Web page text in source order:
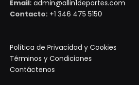
Email: admin@allin1deportes.com
Contacto: +1 346 475 5150
Política de Privacidad y Cookies
Términos y Condiciones
Contáctenos